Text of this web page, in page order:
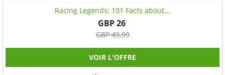
Racing Legends: 101 Facts about...
GBP 26
GBP 49.99
VOIR L'OFFRE